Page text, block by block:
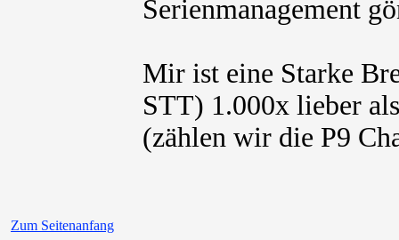
Serienmanagement
Mir ist eine Starke
STT) 1.000x lieber
(zählen wir die P9
Zum Seitenanfang